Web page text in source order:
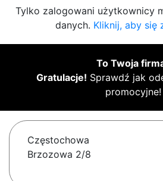
Tylko zalogowani użytkownicy
danych. Kliknij, aby się
To Twoja
Gratulacje! Sprawdź jak
promocyjne!
Częstochowa
Brzozowa 2/8